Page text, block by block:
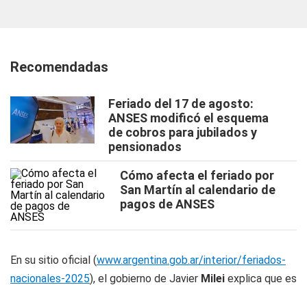
Recomendadas
Feriado del 17 de agosto:
ANSES modificó el esquema
de cobros para jubilados y
pensionados
Cómo afecta el feriado por
San Martín al calendario de
pagos de ANSES
En su sitio oficial (www.argentina.gob.ar/interior/feriados-
nacionales-2025), el gobierno de Javier Milei explica que es